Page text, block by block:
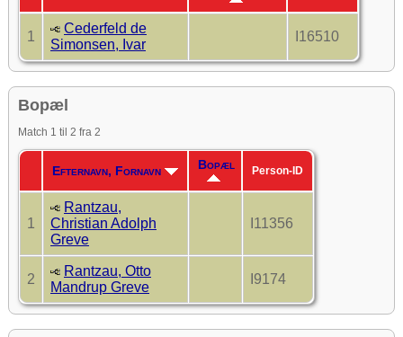
1
Cederfeld de
Simonsen, Ivar
I16510
Bopæl
Match 1 til 2 fra 2
Efternavn, Fornavn Bopæl Person-ID
1
Rantzau,
Christian Adolph
Greve
I11356
2
Rantzau, Otto
Mandrup Greve
I9174